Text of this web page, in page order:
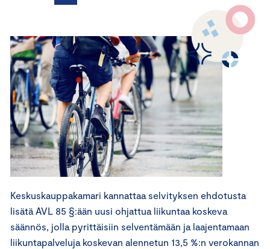
Keskuskauppakamari kannattaa selvityksen ehdotusta
lisätä AVL 85 §:ään uusi ohjattua liikuntaa koskeva
säännös, jolla pyrittäisiin selventämään ja laajentamaan
liikuntapalveluja koskevan alennetun 13,5 %:n verokannan